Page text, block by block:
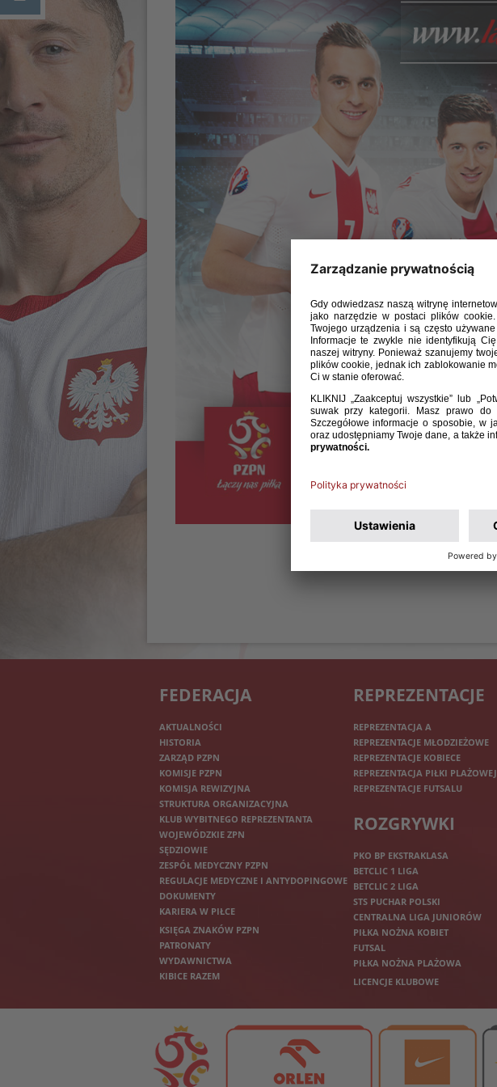
FEDERACJA
AKTUALNOŚCI
HISTORIA
ZARZĄD PZPN
KOMISJE PZPN
KOMISJA REWIZYJNA
STRUKTURA ORGANIZACYJNA
KLUB WYBITNEGO REPREZENTANTA
WOJEWÓDZKIE ZPN
SĘDZIOWIE
ZESPÓŁ MEDYCZNY PZPN
REGULACJE MEDYCZNE I ANTYDOPINGOWE
DOKUMENTY
KARIERA W PIŁCE
KSIĘGA ZNAKÓW PZPN
PATRONATY
WYDAWNICTWA
KIBICE RAZEM
REPREZENTACJE
REPREZENTACJA A
REPREZENTACJE MŁODZIEŻOWE
REPREZENTACJE KOBIECE
REPREZENTACJA PIŁKI PLAŻOWEJ
REPREZENTACJE FUTSALU
ROZGRYWKI
PKO BP EKSTRAKLASA
BETCLIC 1 LIGA
BETCLIC 2 LIGA
STS PUCHAR POLSKI
CENTRALNA LIGA JUNIORÓW
PIŁKA NOŻNA KOBIET
FUTSAL
PIŁKA NOŻNA PLAŻOWA
LICENCJE KLUBOWE